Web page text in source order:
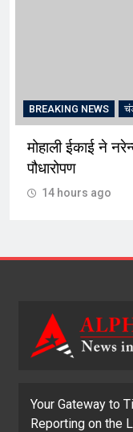
BREAKING NEWS
मोहाली ईकाई ने
पौधारोपण
14 hours ago
Your Gateway to
Reporting on the